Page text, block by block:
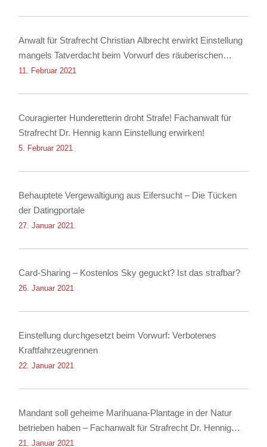
Anwalt für Strafrecht Christian Albrecht erwirkt Einstellung
mangels Tatverdacht beim Vorwurf des räuberischen
Diebstahls sowie der Körperverletzung
11. Februar 2021
Couragierter Hunderetterin droht Strafe! Fachanwalt für
Strafrecht Dr. Hennig kann Einstellung erwirken!
5. Februar 2021
Behauptete Vergewaltigung aus Eifersucht – Die Tücken
der Datingportale
27. Januar 2021
Card-Sharing – Kostenlos Sky geguckt? Ist das strafbar?
26. Januar 2021
Einstellung durchgesetzt beim Vorwurf: Verbotenes
Kraftfahrzeugrennen
22. Januar 2021
Mandant soll geheime Marihuana-Plantage in der Natur
betrieben haben – Fachanwalt für Strafrecht Dr. Hennig
erwirkt Einstellung
21. Januar 2021